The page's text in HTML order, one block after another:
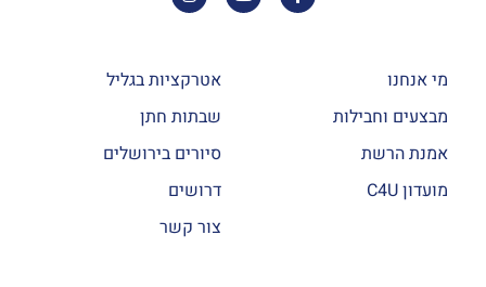
מי אנחנו
מבצעים וחבילות
אמנת הרשת
מועדון C4U
אטרקציות בגליל
שבתות חתן
סיורים בירושלים
דרושים
צור קשר